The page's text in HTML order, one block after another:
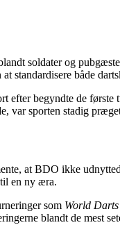
soldater og
standardisere både
begyndte de
var sporten stadig
at BDO ikke
en ny æra.
som World
blandt de mest